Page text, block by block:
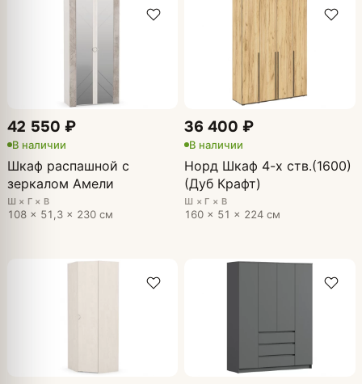
42 550 ₽
В наличии
Шкаф распашной с
зеркалом Амели
Ш × Г × В
108 × 51,3 × 230 см
36 400 ₽
В наличии
Норд Шкаф 4-х ств.(1600)
(Дуб Крафт)
Ш × Г × В
160 × 51 × 224 см